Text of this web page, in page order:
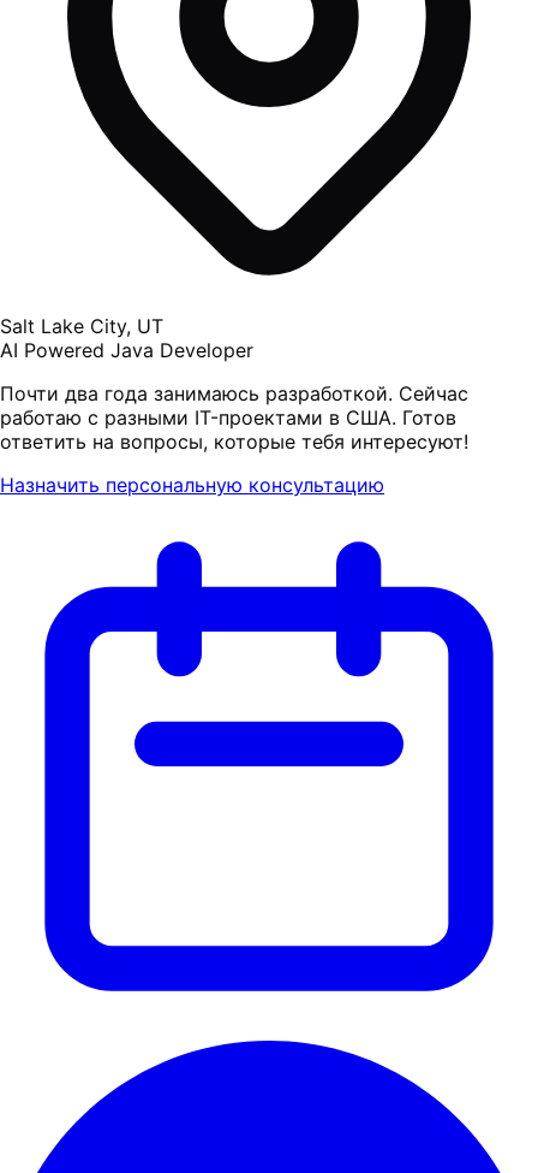
Salt Lake City, UT
AI Powered Java Developer
Почти два года занимаюсь разработкой. Сейчас
работаю с разными IT-проектами в США. Готов
ответить на вопросы, которые тебя интересуют!
Назначить персональную консультацию